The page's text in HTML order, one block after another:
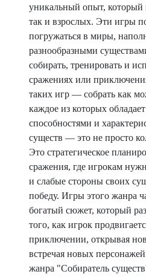
уникальный опыт, который
так и взрослых. Эти игры
погружаться в миры,
разнообразными
собирать, тренировать и
сражениях или
таких игр — собрать как
каждое из которых
способностями и
существ — это не просто
Это стратегическое
сражения, где игрокам
и слабые стороны своих
победу. Игры этого жанра
богатый сюжет, который
того, как игрок
приключении, открывая
встречая новых
жанра "Собиратель